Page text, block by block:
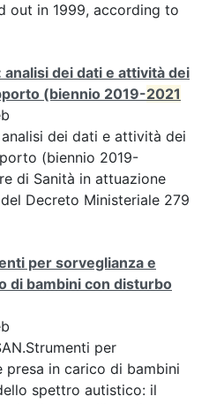
out in 1999, according to
analisi dei dati e attività dei
(biennio 2019-2021
dei dati e attività dei
(biennio 2019-
di Sanità in attuazione
Decreto Ministeriale 279
per sorveglianza e
di bambini con disturbo
per
presa in carico di bambini
spettro autistico: il